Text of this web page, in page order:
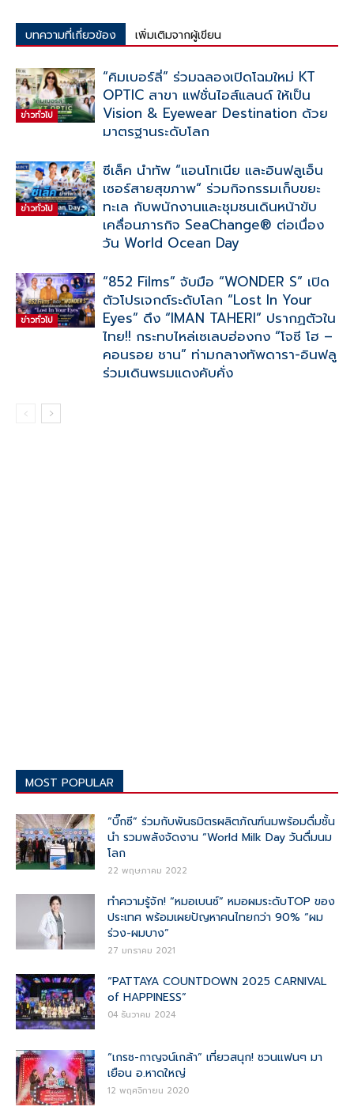
บทความที่เกี่ยวข้อง เพิ่มเติมจากผู้เขียน
ข่าวทั่วไป
“คิมเบอร์ลี่” ร่วมฉลองเปิดโฉมใหม่ KT
OPTIC สาขา แฟชั่นไอส์แลนด์ ให้เป็น
Vision & Eyewear Destination ด้วย
มาตรฐานระดับโลก
ข่าวทั่วไป
ซีเล็ค นำทัพ “แอนโทเนีย และอินฟลูเอ็น
เซอร์สายสุขภาพ“ ร่วมกิจกรรมเก็บขยะ
ทะเล กับพนักงานและชุมชนเดินหน้าขับ
เคลื่อนภารกิจ SeaChange® ต่อเนื่อง
วัน World Ocean Day
ข่าวทั่วไป
“852 Films” จับมือ “WONDER S” เปิด
ตัวโปรเจกต์ระดับโลก “Lost In Your
Eyes” ดึง “IMAN TAHERI” ปรากฏตัวใน
ไทย!! กระทบไหล่เซเลบฮ่องกง “โจซี โฮ –
คอนรอย ชาน” ท่ามกลางทัพดารา-อินฟลู
ร่วมเดินพรมแดงคับคั่ง
MOST POPULAR
“บิ๊กซี” ร่วมกับพันธมิตรผลิตภัณฑ์นมพร้อมดื่มชั้น
นำ รวมพลังจัดงาน “World Milk Day วันดื่มนม
โลก
22 พฤษภาคม 2022
ทำความรู้จัก! “หมอเบนซ์” หมอผมระดับTOP ของ
ประเทศ พร้อมเผยปัญหาคนไทยกว่า 90% “ผม
ร่วง-ผมบาง”
27 มกราคม 2021
“PATTAYA COUNTDOWN 2025 CARNIVAL
of HAPPINESS”
04 ธันวาคม 2024
“เกรซ-กาญจน์เกล้า” เที่ยวสนุก! ชวนแฟนๆ มา
เยือน อ.หาดใหญ่
12 พฤศจิกายน 2020